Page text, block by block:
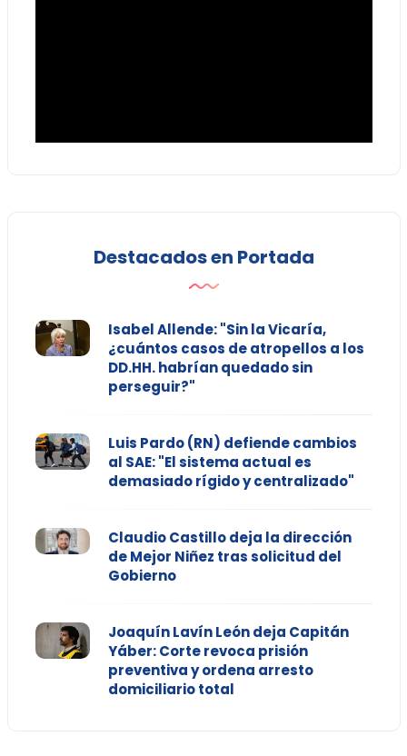
Destacados en Portada
Isabel Allende: "Sin la Vicaría,
¿cuántos casos de atropellos a los
DD.HH. habrían quedado sin
perseguir?"
Luis Pardo (RN) defiende cambios
al SAE: "El sistema actual es
demasiado rígido y centralizado"
Claudio Castillo deja la dirección
de Mejor Niñez tras solicitud del
Gobierno
Joaquín Lavín León deja Capitán
Yáber: Corte revoca prisión
preventiva y ordena arresto
domiciliario total